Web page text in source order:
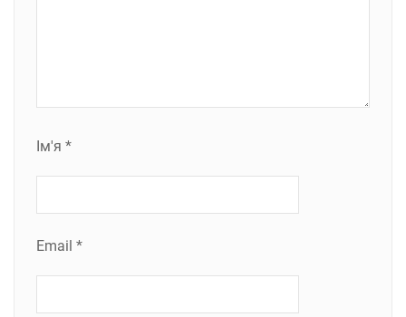
Ім'я *
Email *